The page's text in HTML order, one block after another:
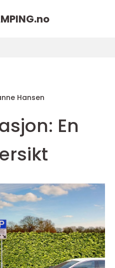
no
Hansen
En